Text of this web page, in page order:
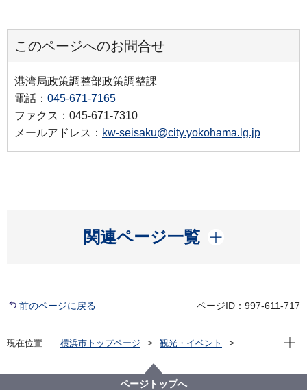
このページへのお問合せ
港湾局政策調整部政策調整課
電話： 045-671-7165
ファクス：045-671-7310
メールアドレス： kw-seisaku@city.yokohama.lg.jp
関連ページ一覧
開く
前のページに戻る ページID：997-611-717
現在位置 横浜市トップページ
観光・イベント
現在
ページトップへ